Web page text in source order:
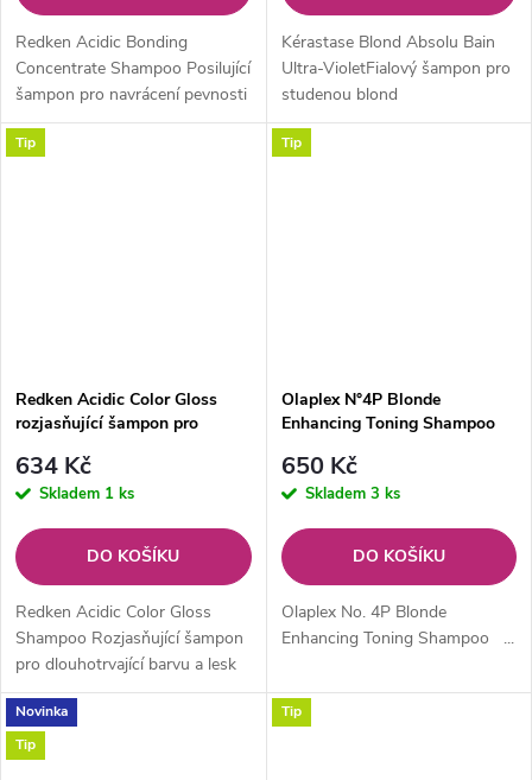
Redken Acidic Bonding
Concentrate Shampoo Posilující
šampon pro navrácení pevnosti
vlasů. Pro všechny typy a
textury vlasů, zvláště pro vlasy
Kérastase Blond Absolu Bain
Ultra-VioletFialový šampon pro
studenou blond
Tip
Redken Acidic Color Gloss
rozjasňující šampon pro
634 Kč
Skladem 1 ks
DO KOŠÍKU
Redken Acidic Color Gloss
Shampoo Rozjasňující šampon
pro dlouhotrvající barvu a lesk
vlasů
Tip
Olaplex N°4P Blonde
Enhancing Toning Shampoo
650 Kč
Skladem 3 ks
DO KOŠÍKU
Olaplex No. 4P Blonde
Enhancing Toning Shampoo ...
Novinka
Tip
Tip